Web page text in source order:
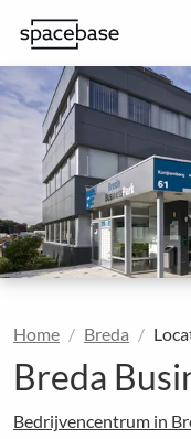
Home Breda
Breda
Bedrijvencentrum in